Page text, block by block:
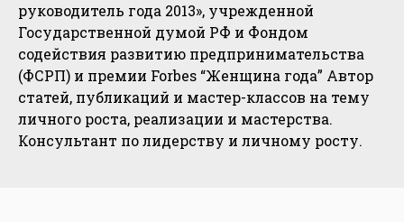
руководитель года 2013», учрежденной
Государственной думой РФ и Фондом
содействия развитию предпринимательства
(ФСРП) и премии Forbes “Женщина года” Автор
статей, публикаций и мастер-классов на тему
личного роста, реализации и мастерства.
Консультант по лидерству и личному росту.